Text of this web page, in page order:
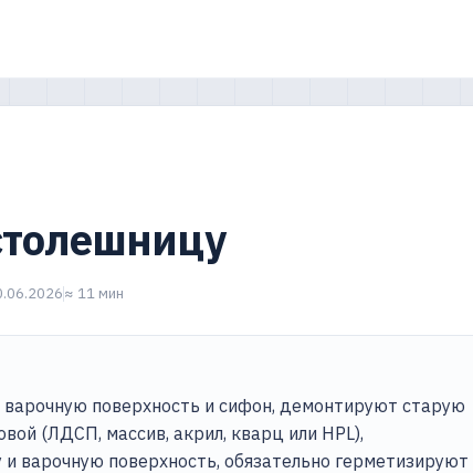
≈ 11 мин
поверхность и сифон, демонтируют старую
(ЛДСП, массив, акрил, кварц или HPL),
варочную поверхность, обязательно герметизируют